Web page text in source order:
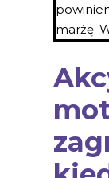
marżę.